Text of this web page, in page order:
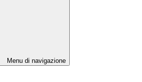
Menu di navigazione